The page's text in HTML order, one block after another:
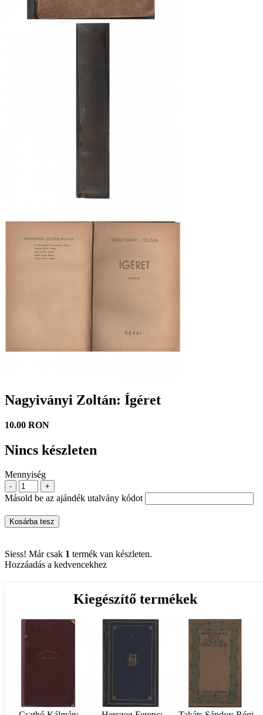
Nagyiványi Zoltán: Ígéret
10.00 RON
Nincs készleten
Mennyiség
- +
Másold be az ajándék utalvány kódot
Kosárba tesz
Siess! Már csak 1 termék van készleten.
Hozzáadás a kedvencekhez
Kiegészítő termékek